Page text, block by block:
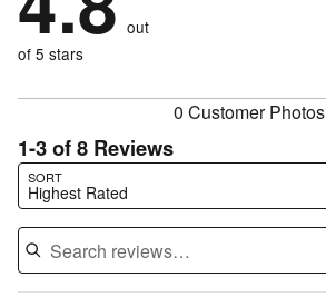
reviewers
of
reviewers
0%
reviewers
by
0%
of
out
of 5 stars
0 Customer Photos
1-3 of 8 Reviews
SORT
Highest Rated
Search reviews…